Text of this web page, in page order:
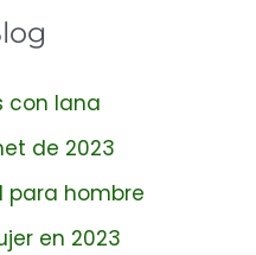
con lana
de 2023
para hombre
en 2023